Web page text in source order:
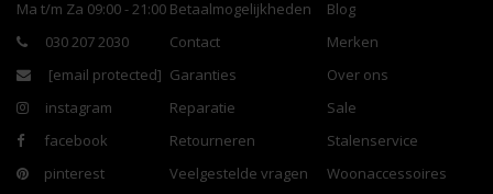
Ma t/m Za 09:00 - 21:00
030 207 2030
[email protected]
instagram
facebook
pinterest
Betaalmogelijkheden
Contact
Garanties
Reparatie
Retourneren
Veelgestelde vragen
Blog
Merken
Over ons
Sale
Stalenservice
Woonaccessoires